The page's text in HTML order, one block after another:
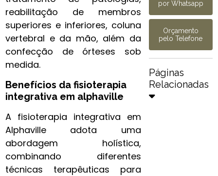
reabilitação de membros
superiores e inferiores, coluna
vertebral e da mão, além da
confecção de órteses sob
medida.
Benefícios dafisioterapia
integrativa​ em alphaville
A fisioterapia integrativa em
Alphaville adota uma
abordagem holística,
combinando diferentes
técnicas terapêuticas para
por Whatsapp
Orçamento
pelo Telefone
Páginas
Relacionadas